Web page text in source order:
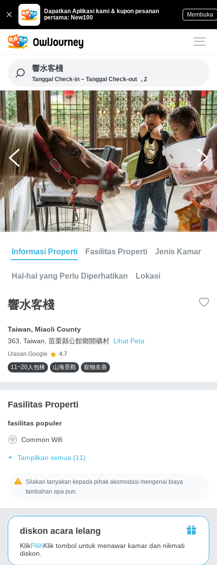
Dapatkan Aplikasi kami & kupon pesanan
pertama: New100
Membuka
響水客棧
Tanggal Check-in ~ Tanggal Check-out , 2
Informasi Properti Fasilitas Properti Jenis Kamar
Hal-hal yang Perlu Diperhatikan Lokasi
響水客棧
Taiwan, Miaoli County
363, Taiwan, 苗栗縣公館鄉開礦村 Lihat Peta
Ulasan Google
4.7
11~20人包棟
山海景觀 寵物友善
Fasilitas Properti
fasilitas populer
Common Wifi
Tampilkan semua (11)
Silakan tanyakan kepada pihak akomodasi mengenai biaya
tambahan apa pun.
diskon acara lelang
KlikPilihKlik tombol untuk menawar kamar dan nikmati
diskon.